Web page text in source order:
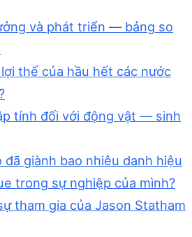
và phát triển — bảng so
thế của hầu hết các nước
tính đối với động vật — sinh
đã giành bao nhiêu danh hiệu
trong sự nghiệp của mình?
tham gia của Jason Statham